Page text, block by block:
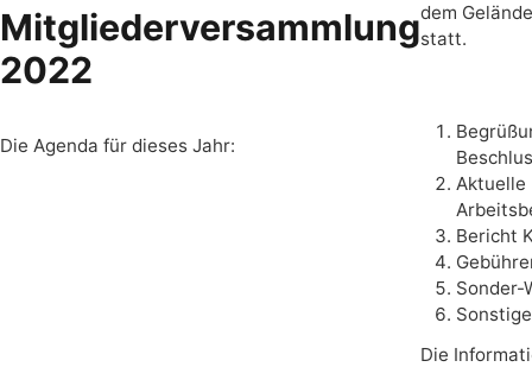
Mitgliederversammlung
2022
dem
statt.
Die Agenda für dieses Jahr:
Aktuelle
Bericht
Sonder-
Die